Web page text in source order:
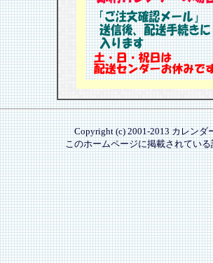
Copyright (c) 2001-2013 カレンダ
このホームページに掲載されてい